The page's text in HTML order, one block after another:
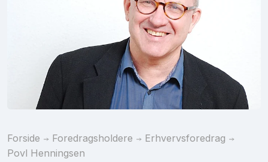
Forside Foredragsholdere
Erhvervsforedrag
Povl Henningsen